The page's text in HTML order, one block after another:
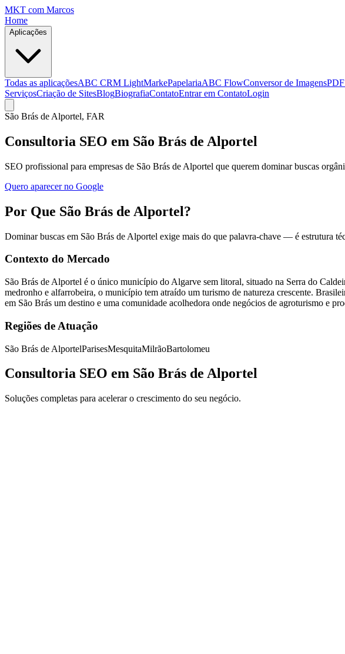
MKT com Marcos
Home
Aplicações
Todas as aplicaçõesABC CRM LightMarkePapelariaABC FlowConversor de Imagens
ServiçosCriação de SitesBlogBiografiaContatoEntrar em ContatoLogin
São Brás de Alportel, FAR
Consultoria SEO em São Brás de Alportel
SEO profissional para empresas de São Brás de Alportel que querem dominar buscas
Quero aparecer no Google
Por Que São Brás de Alportel?
Dominar buscas em São Brás de Alportel exige mais do que palavra-chave — é estrutura
Contexto do Mercado
São Brás de Alportel é o único município do Algarve sem litoral, situado na Serra do
medronho e alfarrobeira, o município tem atraído um turismo de natureza crescente.
em São Brás um destino e uma comunidade acolhedora onde negócios de agroturismo e
Regiões de Atuação
São Brás de AlportelParisesMesquitaMilrãoBartolomeu
Consultoria SEO em São Brás de Alportel
Soluções completas para acelerar o crescimento do seu negócio.